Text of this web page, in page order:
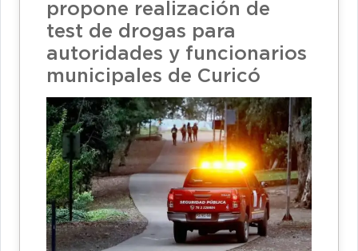
propone realización de
test de drogas para
autoridades y funcionarios
municipales de Curicó